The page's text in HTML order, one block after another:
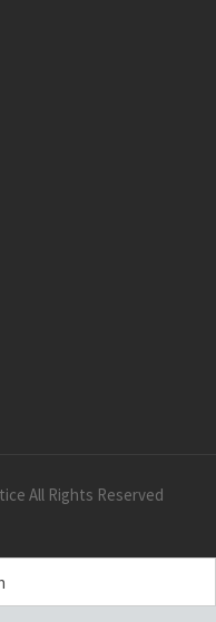
All Rights Reserved